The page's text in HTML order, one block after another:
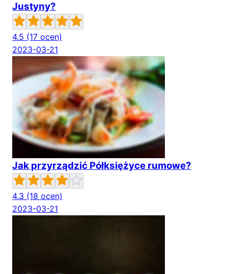
Justyny?
4.5 (17 ocen)
2023-03-21
Jak przyrządzić Półksiężyce rumowe?
4.3 (18 ocen)
2023-03-21